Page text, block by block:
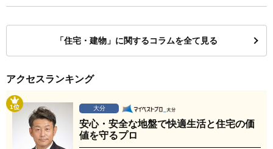
「住宅・建物」に関するコラムを全て見る
アクセスランキング
1位 大分
安心・安全な地盤で快適生活と住宅の価
値を守るプロ